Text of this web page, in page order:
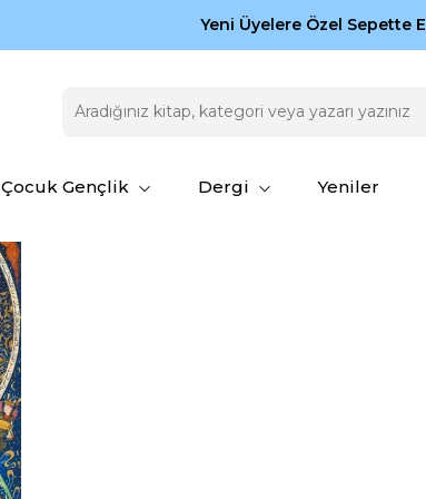
Zamansız eserler Ketebe'de:
Yeni Üyelere Özel Sepette
Çocuk Gençlik Dergi Yeniler